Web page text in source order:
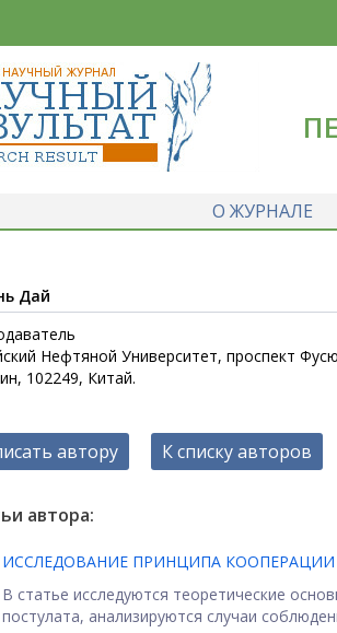
О ЖУРНАЛЕ
Дай
Нефтяной Университет, проспект
102249, Китай.
автору К списку авторов
автора:
ИССЛЕДОВАНИЕ ПРИНЦИПА
В статье исследуются теоретические
постулата, анализируются случаи